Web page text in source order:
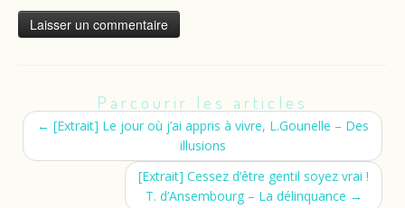
Parcourir les articles
← [Extrait] Le jour où j’ai appris à vivre, L.Gounelle – Des
illusions
[Extrait] Cessez d’être gentil soyez vrai !
T. d’Ansembourg – La délinquance →